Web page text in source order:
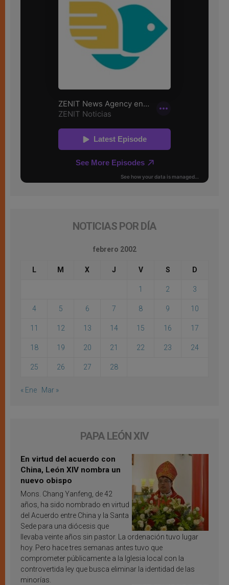
NOTICIAS POR DÍA
febrero 2002
L M X J V S D
1 2 3
4 5 6 7 8 9 10
11 12 13 14 15 16 17
18 19 20 21 22 23 24
25 26 27 28
« Ene Mar »
PAPA LEÓN XIV
En virtud del acuerdo con
China, León XIV nombra un
nuevo obispo
Mons. Chang Yanfeng, de 42
años, ha sido nombrado en virtud
del Acuerdo entre China y la Santa
Sede para una diócesis que
llevaba veinte años sin pastor. La ordenación tuvo lugar
hoy. Pero hace tres semanas antes tuvo que
comprometer públicamente a la Iglesia local con la
controvertida ley que busca eliminar la identidad de las
minorías.